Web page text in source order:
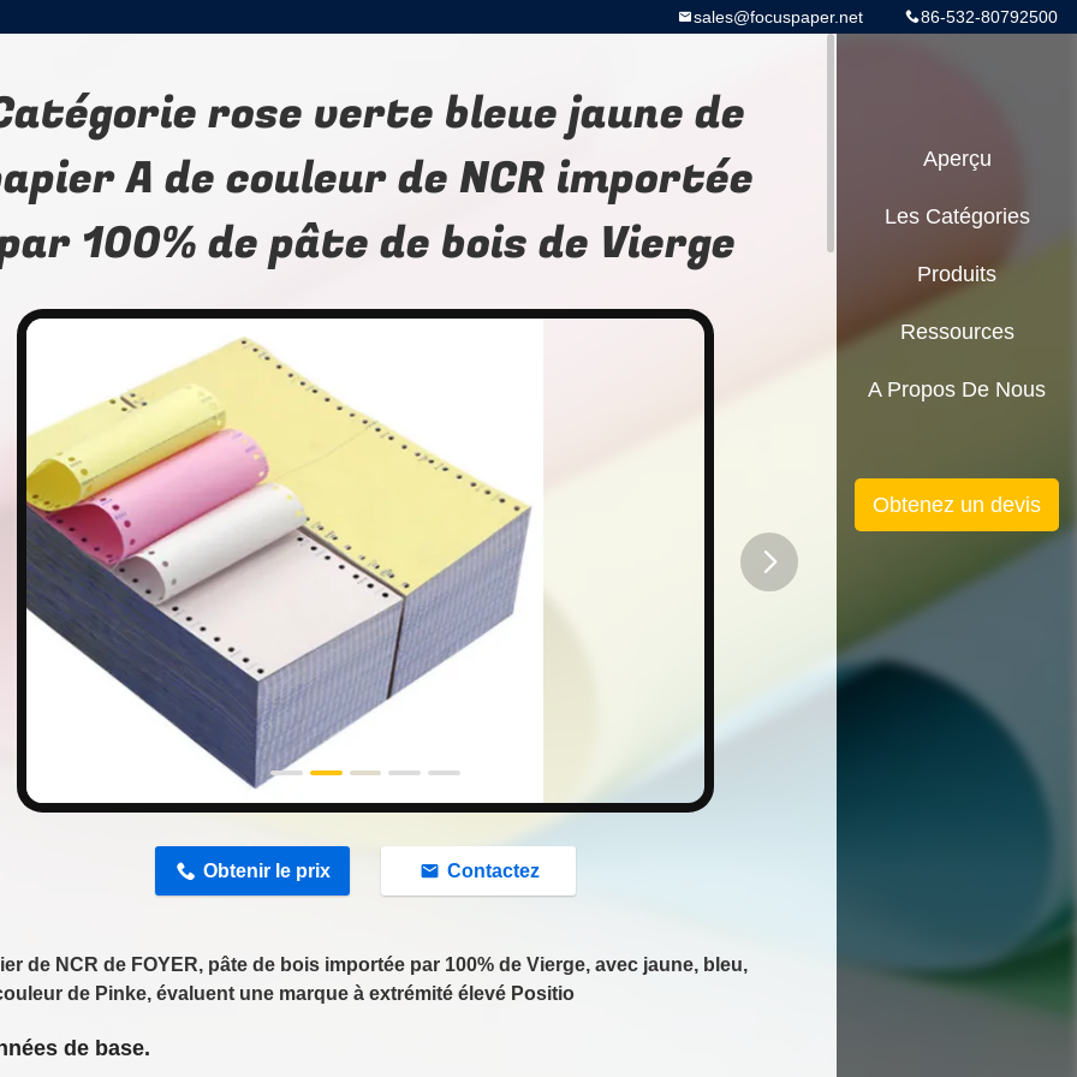
86-532-80792500
sales@focuspaper.net
rose verte bleue jaune de
A de couleur de NCR importée
100% de pâte de bois de Vierge
Obtenir le prix Contactez
de NCR de FOYER, pâte de bois importée par 100% de Vierge, avec jaune, bleu,
de Pinke, évaluent une marque à extrémité élevé Positio
de base.
Aperçu
Les Catégories
Produits
Ressources
A Propos De Nous
Obtenez un devis